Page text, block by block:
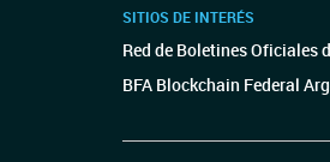
SITIOS DE INTERÉS
Red de Boletines Oficiales
BFA Blockchain Federal